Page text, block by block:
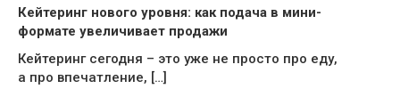
Кейтеринг нового уровня: как подача в мини-
формате увеличивает продажи
Кейтеринг сегодня – это уже не просто про еду,
а про впечатление, […]